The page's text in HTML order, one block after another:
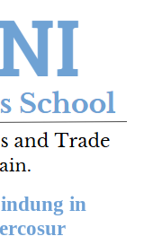
in